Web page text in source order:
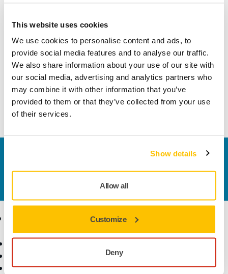
This website uses cookies
We use cookies to personalise content and ads, to
provide social media features and to analyse our traffic.
We also share information about your use of our site with
our social media, advertising and analytics partners who
may combine it with other information that you’ve
provided to them or that they’ve collected from your use
of their services.
Show details
Allow all
Customize
Deny
Vil du ha mer informasjon?
Kontakt oss
Ta kontakt, så svarer støtteteamet vårt på spørsmålene dine.
Vil du vite mer?Ta kontakt, så svarer støtteteamet
vårt på spørsmålene dine.
Slipemateriell og
Kunnskap
Bruksområder
Løsninger